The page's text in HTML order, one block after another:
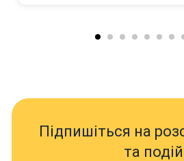
Підпишіться на
та подій